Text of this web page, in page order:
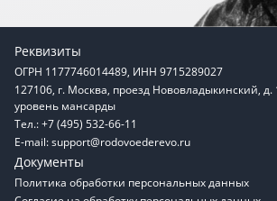
Реквизиты
ОГРН 1177746014489, ИНН 9715289027
127106, г. Москва, проезд Нововладыкинский, д.
уровень мансарды
Тел.: +7 (495) 532-66-11
E-mail:support@rodovoederevo.ru
Документы
Политика обработки персональных данных